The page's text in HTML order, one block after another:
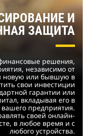
И
ЗАЩИТА
решения,
независимо от
новую или бывшую в
свои инвестиции
гарантии или
вкладывая его в
вашего предприятия.
своей онлайн-
в любое время и с
любого устройства.